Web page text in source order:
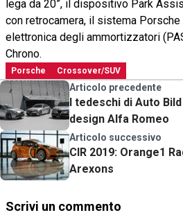
lega da 20”, il dispositivo Park
con retrocamera, il sistema
elettronica degli ammortizzatori
Chrono.
Porsche Crossover/SUV
Articolo precedente
I tedeschi di Auto
design Alfa Romeo
Articolo successivo
CIR 2019: Orange1
Arexons
Scrivi un commento